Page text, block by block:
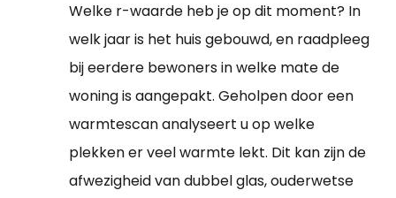
Welke r-waarde heb je op dit moment? In
welk jaar is het huis gebouwd, en raadpleeg
bij eerdere bewoners in welke mate de
woning is aangepakt. Geholpen door een
warmtescan analyseert u op welke
plekken er veel warmte lekt. Dit kan zijn de
afwezigheid van dubbel glas, ouderwetse